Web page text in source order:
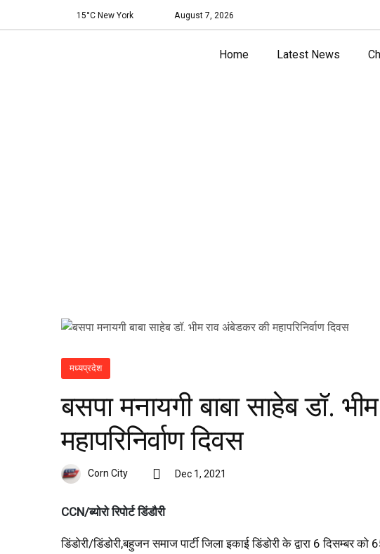
15°C New York August 7, 2026
Home Latest News
मध्यप्रदेश
बसपा मनायगी बाबा साहेब डॉ.
महापरिनिर्वाण दिवस
Corn City Dec 1, 2021
CCN/ब्योरो रिपोर्ट डिंडौरी
डिंडोरी/डिंडोरी,बहुजन समाज पार्टी जिला इकाई डिंडोरी के द्वारा 6 दिसम्बर